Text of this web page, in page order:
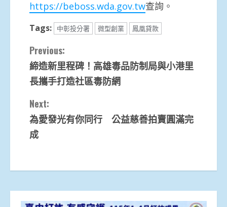
https://beboss.wda.gov.tw查詢。
Tags: 中彰投分署 微型創業 鳳凰貸款
Continue
Reading
Previous:
締造新里程碑！高雄毒品防制局與小港里
長攜手打造社區毒防網
Next:
為愛發光有你同行 公益慈善拍賣圓滿完
成